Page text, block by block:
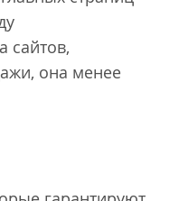
сайтов,
она менее